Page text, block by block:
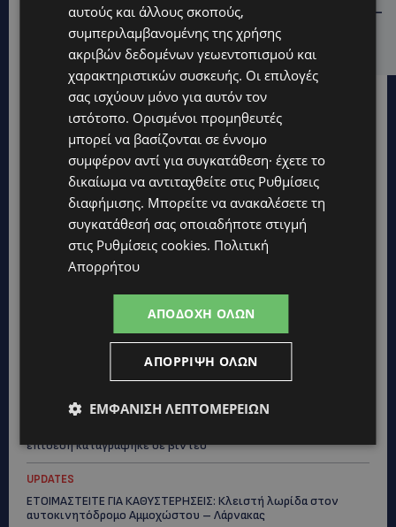
ΓΕΝΕΘΛΙΟΣ ΗΜΕΡΑ: Η ηλικία είναι μόνο ένας αριθμός –
Οι άνθρωποι και οι στιγμές είναι η πραγματική μας
ιστορία
UPDATES
επίθεση καταγράφηκε σε βίντεο
UPDATES
ΕΤΟΙΜΑΣΤΕΙΤΕ ΓΙΑ ΚΑΘΥΣΤΕΡΗΣΕΙΣ: Κλειστή λωρίδα στον
αυτοκινητόδρομο Αμμοχώστου – Λάρνακας
αυτούς και άλλους σκοπούς,
συμπεριλαμβανομένης της χρήσης
ακριβών δεδομένων γεωεντοπισμού και
χαρακτηριστικών συσκευής. Οι επιλογές
σας ισχύουν μόνο για αυτόν τον
ιστότοπο. Ορισμένοι προμηθευτές
μπορεί να βασίζονται σε έννομο
συμφέρον αντί για συγκατάθεση· έχετε το
δικαίωμα να αντιταχθείτε στις Ρυθμίσεις
διαφήμισης. Μπορείτε να ανακαλέσετε τη
συγκατάθεσή σας οποιαδήποτε στιγμή
στις Ρυθμίσεις cookies. Πολιτική
Απορρήτου
ΑΠΟΔΟΧΉ ΌΛΩΝ
ΑΠΌΡΡΙΨΗ ΌΛΩΝ
ΕΜΦΆΝΙΣΗ ΛΕΠΤΟΜΕΡΕΙΏΝ